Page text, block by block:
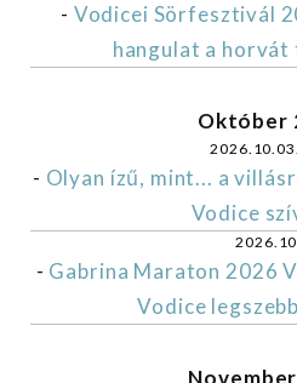
- Vodicei Sörfesztivál
hangulat a
Október
- Olyan ízű, mint... a
Vodice
- Gabrina Maraton 2026
Vodice